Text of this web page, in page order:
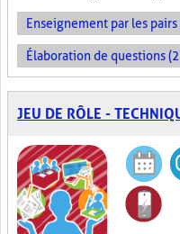
Enseignement par les pairs
Élaboration de questions
JEU DE RÔLE -